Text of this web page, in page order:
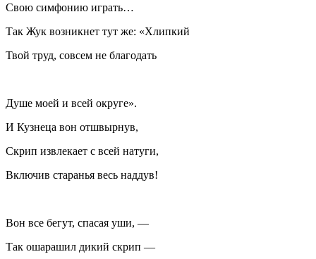
Свою симфонию играть…
Так Жук возникнет тут же: «Хлипкий
Твой труд, совсем не благодать
Душе моей и всей округе».
И Кузнеца вон отшвырнув,
Скрип извлекает с всей натуги,
Включив старанья весь наддув!
Вон все бегут, спасая уши, —
Так ошарашил дикий скрип —